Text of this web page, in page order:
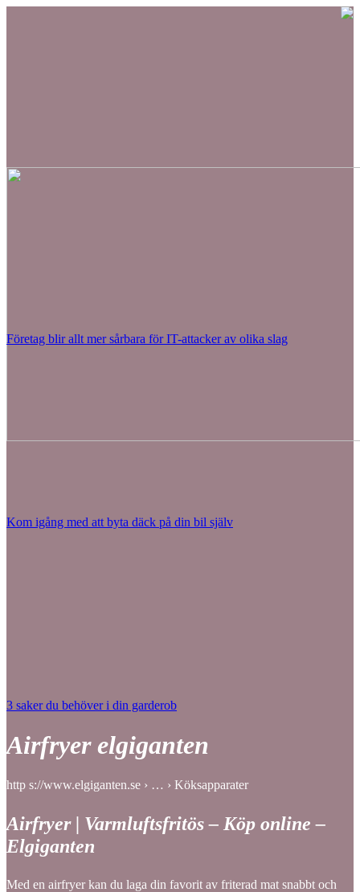
Företag blir allt mer sårbara för IT-attacker av olika slag
Kom igång med att byta däck på din bil själv
3 saker du behöver i din garderob
Airfryer elgiganten
http s://www.elgiganten.se › … › Köksapparater
Airfryer | Varmluftsfritös – Köp online –
Elgiganten
Med en airfryer kan du laga din favorit av friterad mat snabbt och